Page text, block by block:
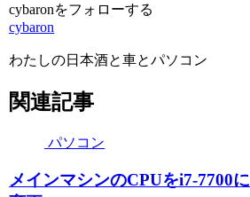
ま
cybaronをフォローする
cybaron
わたしの日本酒と車とパソコン
関連記事
パソコン
メインマシンのCPUをi7-7700に